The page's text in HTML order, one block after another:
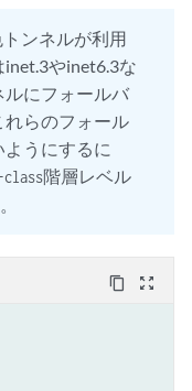
ンネルが利用
やinet6.3な
ルにフォールバ
れらのフォール
うにするに
階層レベル
content_copy zoom_out_map